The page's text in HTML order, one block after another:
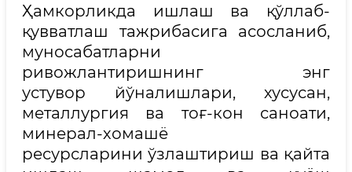
Ҳамкорликда ишлаш ва қўллаб-
қувватлаш тажрибасига асосланиб,
муносабатларни
ривожлантиришнинг энг
устувор йўналишлари, хусусан,
металлургия ва тоғ-кон саноати,
минерал-хомашё
ресурсларини ўзлаштириш ва қайта